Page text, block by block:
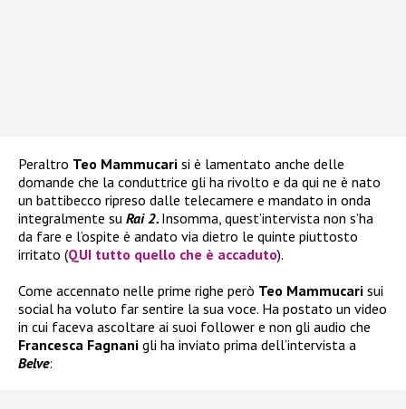
Peraltro Teo Mammucari si è lamentato anche delle
domande che la conduttrice gli ha rivolto e da qui ne è nato
un battibecco ripreso dalle telecamere e mandato in onda
integralmente su Rai 2. Insomma, quest’intervista non s’ha
da fare e l’ospite è andato via dietro le quinte piuttosto
irritato (QUI tutto quello che è accaduto).
Come accennato nelle prime righe però Teo Mammucari sui
social ha voluto far sentire la sua voce. Ha postato un video
in cui faceva ascoltare ai suoi follower e non gli audio che
Francesca Fagnani gli ha inviato prima dell’intervista a
Belve: